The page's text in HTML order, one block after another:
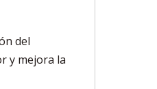
del
y mejora la